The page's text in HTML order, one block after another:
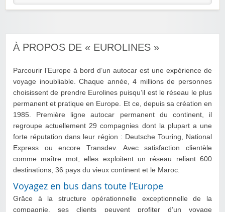
À PROPOS DE « EUROLINES »
Parcourir l’Europe à bord d’un autocar est une expérience de
voyage inoubliable. Chaque année, 4 millions de personnes
choisissent de prendre Eurolines puisqu’il est le réseau le plus
permanent et pratique en Europe. Et ce, depuis sa création en
1985. Première ligne autocar permanent du continent, il
regroupe actuellement 29 compagnies dont la plupart a une
forte réputation dans leur région : Deutsche Touring, National
Express ou encore Transdev. Avec satisfaction clientèle
comme maître mot, elles exploitent un réseau reliant 600
destinations, 36 pays du vieux continent et le Maroc.
Voyagez en bus dans toute l’Europe
Grâce à la structure opérationnelle exceptionnelle de la
compagnie, ses clients peuvent profiter d’un voyage